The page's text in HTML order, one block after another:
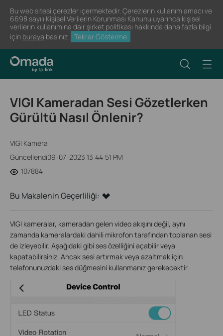
Bu web sitesi çerezler içermektedir. Çerezlerin kullanım amacı ve
6698 sayılı Kişisel Verilerin Korunması Kanunu uyarınca kişisel
verilerin kullanımına dair şirket politikası hakkında daha fazla bilgi
için buraya basınız. Tekrar Gösterme
VIGI Kameradan Sesi Gözetlerken
Gürültü Nasıl Önlenir?
VIGI Kamera
Güncellendi09-07-2023 13:44:51 PM
107884
Bu Makalenin Geçerliliği:
VIGI kameralar, kameradan gelen video akışını değil, aynı
zamanda kameralardaki dahili mikrofon tarafından toplanan sesi
de izleyebilir. Aşağıdaki gibi ses özelliğini açabilir veya
kapatabilirsiniz. Ancak sesi artırmak veya azaltmak için
telefonunuzdaki ses düğmesini kullanmanız gerekecektir.